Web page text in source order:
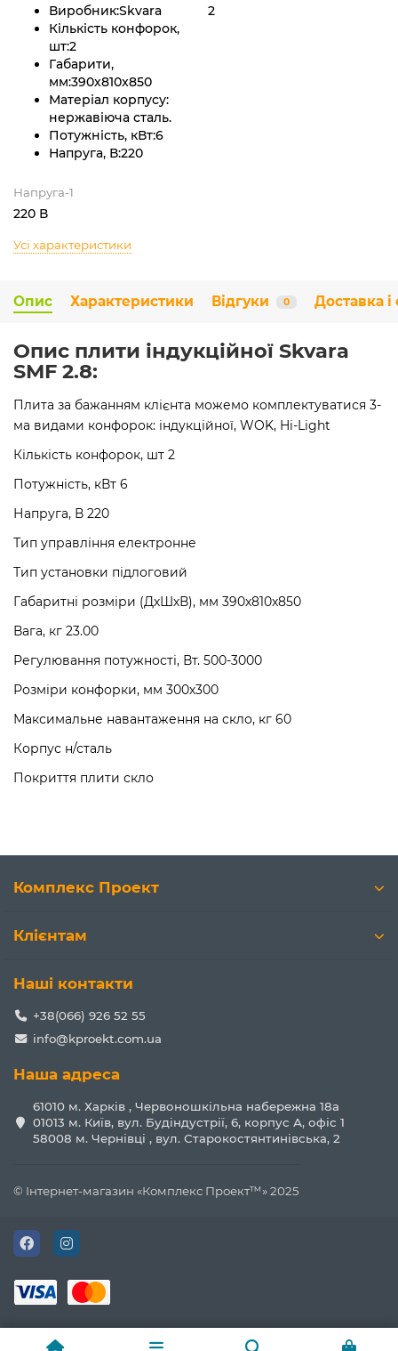
Виробник:Skvara
Кількість конфорок,
шт:2
Габарити,
мм:390x810x850
Матеріал корпусу:
нержавіюча сталь.
Потужність, кВт:6
Напруга, В:220
2
Напруга-1
220 В
Усі характеристики
Опис Характеристики Відгуки 0 Доставка і
Опис плити індукційної Skvara
SMF 2.8:
Плита за бажанням клієнта можемо комплектуватися 3-
ма видами конфорок: індукційної, WOK, Hi-Light
Кількість конфорок, шт 2
Потужність, кВт 6
Напруга, В 220
Тип управління електронне
Тип установки підлоговий
Габаритні розміри (ДхШхВ), мм 390x810x850
Вага, кг 23.00
Регулювання потужності, Вт. 500-3000
Розміри конфорки, мм 300х300
Максимальне навантаження на скло, кг 60
Корпус н/сталь
Покриття плити скло
Комплекс Проект
Клієнтам
Наші контакти
+38(066) 926 52 55
info@kproekt.com.ua
Наша адреса
61010 м. Харків , Червоношкільна набережна 18а
01013 м. Київ, вул. Будіндустрії, 6, корпус А, офіс 1
58008 м. Чернівці , вул. Старокостянтинівська, 2
© Інтернет-магазин «Комплекс Проект™» 2025